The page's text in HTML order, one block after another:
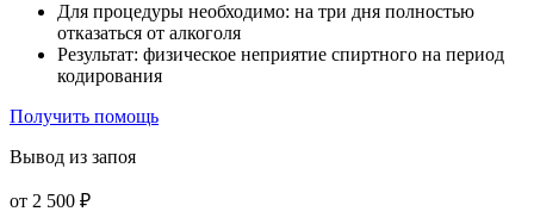
Для процедуры необходимо: на три дня полностью
отказаться от алкоголя
Результат: физическое неприятие спиртного на период
кодирования
Получить помощь
Вывод из запоя
от 2 500 ₽